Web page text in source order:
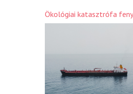
Ökológiai katasztrófa